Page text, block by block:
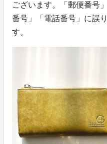
ございます。「郵便番号
番号」「電話番号」に誤
す。